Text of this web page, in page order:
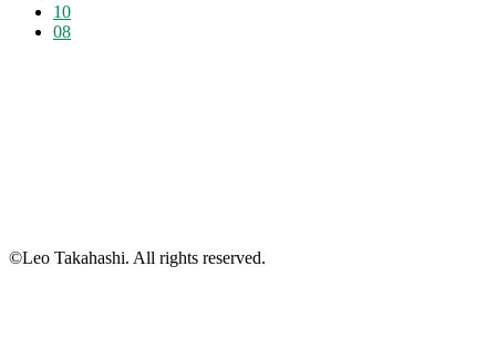
10
08
©Leo Takahashi. All rights reserved.